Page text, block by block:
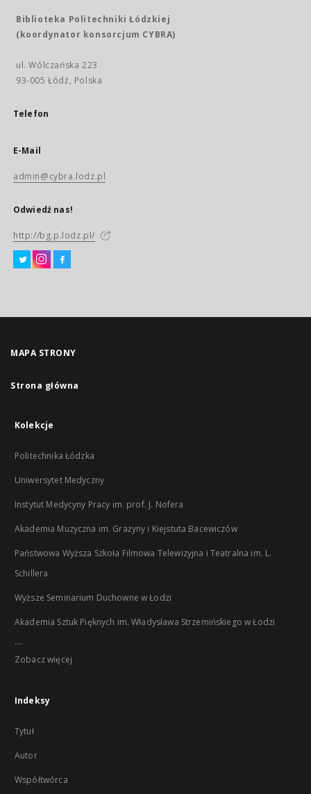
Biblioteka Politechniki Łódzkiej
(koordynator konsorcjum CYBRA)
ul. Wólczańska 223
93-005 Łódź, Polska
Telefon
E-Mail
admin@cybra.lodz.pl
Odwiedź nas!
http://bg.p.lodz.pl/
MAPA STRONY
Strona główna
Kolekcje
Politechnika Łódzka
Uniwersytet Medyczny
Instytut Medycyny Pracy im. prof. J. Nofera
Akademia Muzyczna im. Grażyny i Kiejstuta Bacewiczów
Państwowa Wyższa Szkoła Filmowa Telewizyjna i Teatralna im. L.
Schillera
Wyższe Seminarium Duchowne w Łodzi
Akademia Sztuk Pięknych im. Władysława Strzemińskiego w Łodzi
...
Zobacz więcej
Indeksy
Tytuł
Autor
Współtwórca